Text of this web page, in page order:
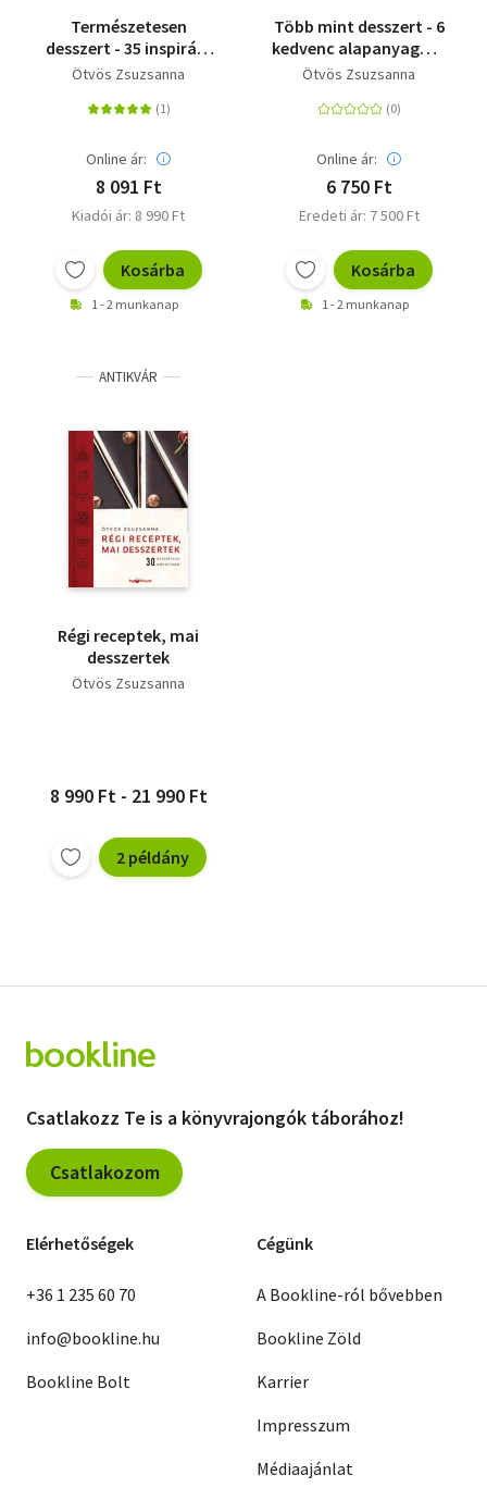
Természetesen
desszert - 35 inspiráló
növényi alapú recept
Ötvös Zsuzsanna
Online ár:
8 091 Ft
Kiadói ár: 8 990 Ft
Kosárba
1 - 2 munkanap
Több mint desszert - 6
kedvenc alapanyagom
31 izgalmas receptben
Ötvös Zsuzsanna
Online ár:
6 750 Ft
Eredeti ár: 7 500 Ft
Kosárba
1 - 2 munkanap
ANTIKVÁR
Régi receptek, mai
desszertek
Ötvös Zsuzsanna
8 990 Ft - 21 990 Ft
2 példány
Csatlakozz Te is a könyvrajongók táborához!
Csatlakozom
Elérhetőségek
+36 1 235 60 70
info@bookline.hu
Bookline Bolt
Cégünk
A Bookline-ról bővebben
Bookline Zöld
Karrier
Impresszum
Médiaajánlat